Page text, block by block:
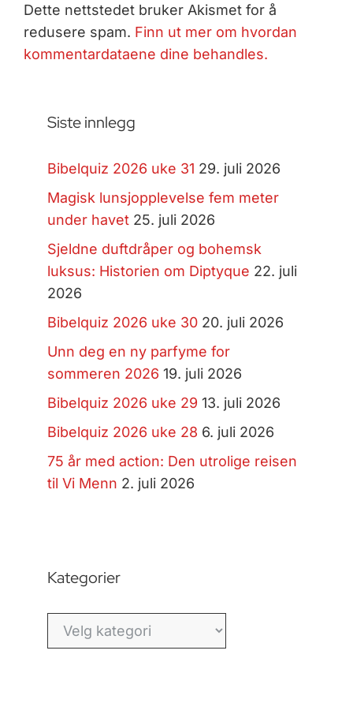
Dette nettstedet bruker Akismet for å
redusere spam. Finn ut mer om hvordan
kommentardataene dine behandles.
Siste innlegg
Bibelquiz 2026 uke 31 29. juli 2026
Magisk lunsjopplevelse fem meter
under havet 25. juli 2026
Sjeldne duftdråper og bohemsk
luksus: Historien om Diptyque 22. juli
2026
Bibelquiz 2026 uke 30 20. juli 2026
Unn deg en ny parfyme for
sommeren 2026 19. juli 2026
Bibelquiz 2026 uke 29 13. juli 2026
Bibelquiz 2026 uke 28 6. juli 2026
75 år med action: Den utrolige reisen
til Vi Menn 2. juli 2026
Kategorier
Kategorier